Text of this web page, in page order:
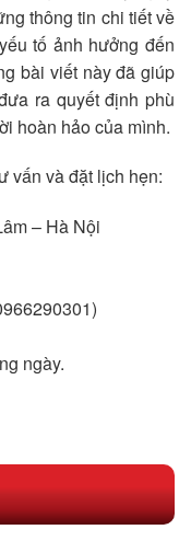
thông tin chi tiết về
tố ảnh hưởng đến
bài viết này đã giúp
ra quyết định phù
hoàn hảo của mình.
vấn và đặt lịch hẹn:
– Hà Nội
ngày.